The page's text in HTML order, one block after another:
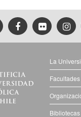
La
Facultades
Bibliotecas